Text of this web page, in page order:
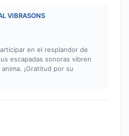
VIBRASONS
en el resplandor de
escapadas sonoras vibren
¡Gratitud por su